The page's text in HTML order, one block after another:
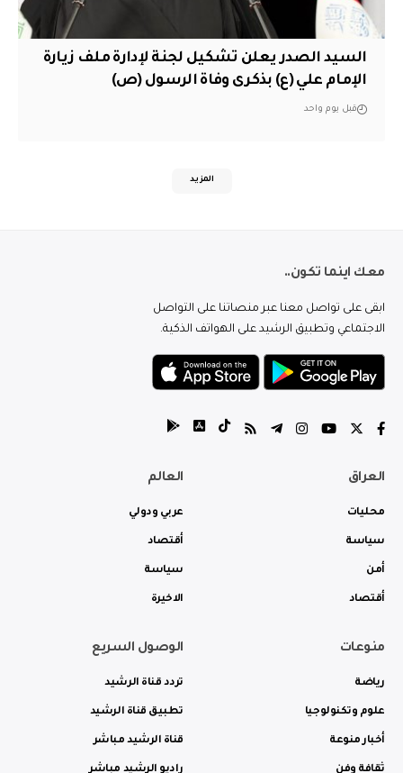
السيد الصدر يعلن تشكيل لجنة لإدارة ملف زيارة
الإمام علي (ع) بذكرى وفاة الرسول (ص)
قبل يوم واحد
المزيد
معك اينما تكون..
ابقى على تواصل معنا عبر منصاتنا على التواصل
الاجتماعي وتطبيق الرشيد على الهواتف الذكية.
العراق
محليات
سياسة
أمن
أقتصاد
العالم
عربي ودولي
أقتصاد
سياسة
الاخيرة
منوعات
رياضة
علوم وتكنولوجيا
أخبار منوعة
ثقافة وفن
الوصول السريع
تردد قناة الرشيد
تطبيق قناة الرشيد
قناة الرشيد مباشر
راديو الرشيد مباشر